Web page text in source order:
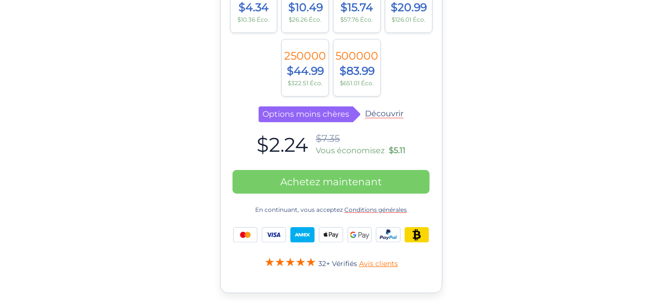
$4.34
$10.36 Éco.
$10.49
$26.26 Éco.
$15.74
$57.76 Éco.
$20.99
$126.01 Éco.
250000
$44.99
$322.51 Éco.
500000
$83.99
$651.01 Éco.
Options moins chères Découvrir
$2.24 $7.35
Vous économisez $5.11
Achetez maintenant
En continuant, vous acceptez Conditions générales
32+ Vérifiés Avis clients